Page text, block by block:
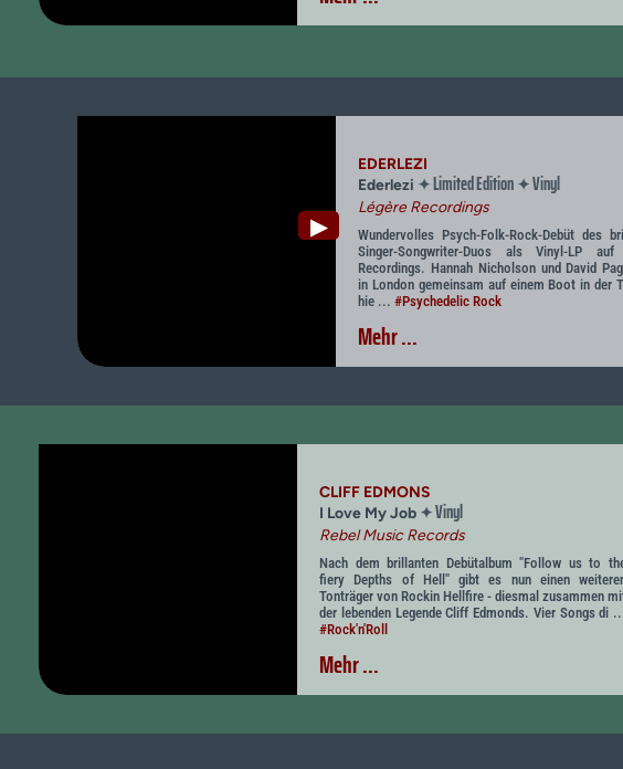
▶
EDERLEZI
Ederlezi ✦Limited Edition✦Vinyl
Légère Recordings
Wundervolles Psych-Folk-Rock-Debüt des
Singer-Songwriter-Duos als Vinyl-LP auf
Recordings. Hannah Nicholson und David
in London gemeinsam auf einem Boot in der
hie ... #Psychedelic Rock
Mehr ...
CLIFF EDMONS
I Love My Job ✦Vinyl
Rebel Music Records
Nach dem brillanten Debütalbum "Follow us to
fiery Depths of Hell" gibt es nun einen
Tonträger von Rockin Hellfire - diesmal zusammen
der lebenden Legende Cliff Edmonds. Vier Songs di
#Rock'n'Roll
Mehr ...